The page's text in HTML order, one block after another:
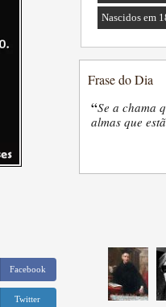
Facebook
Twitter
Nascidos em
Frase do Dia
“Se a chama
almas que